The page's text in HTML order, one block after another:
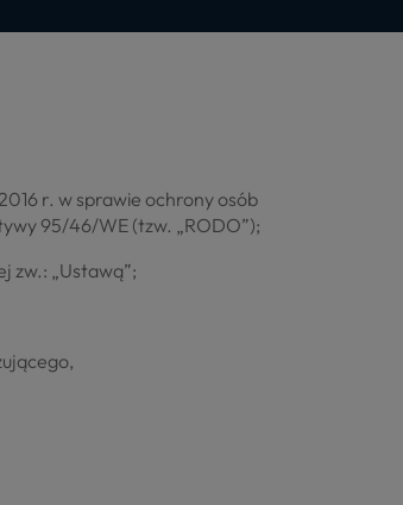
r. w sprawie ochrony osób
95/46/WE (tzw. „RODO”);
zw.: „Ustawą”;